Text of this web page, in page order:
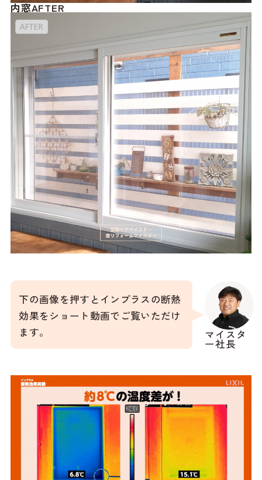
内窓AFTER
マイスタ
ー社長
下の画像を押すとインプラスの断熱
効果をショート動画でご覧いただけ
ます。